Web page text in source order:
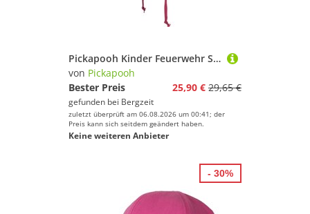
Pickapooh Kinder Feuerwehr Strick Hut
von Pickapooh
Bester Preis
25,90 € 29,65 €
gefunden bei Bergzeit
zuletzt überprüft am 06.08.2026 um 00:41; der
Preis kann sich seitdem geändert haben.
Keine weiteren Anbieter
- 30%